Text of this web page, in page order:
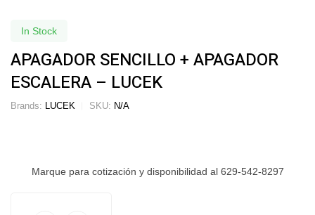
In Stock
APAGADOR SENCILLO + APAGADOR
ESCALERA – LUCEK
Brands: LUCEK SKU: N/A
Marque para cotización y disponibilidad al 629-542-8297